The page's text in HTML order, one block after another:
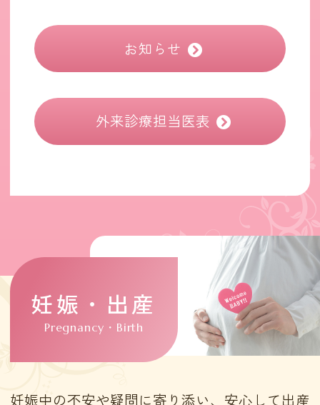
お知らせ
外来診療担当医表
妊娠・出産
妊娠中の不安や疑問に寄り添い、安心して出産